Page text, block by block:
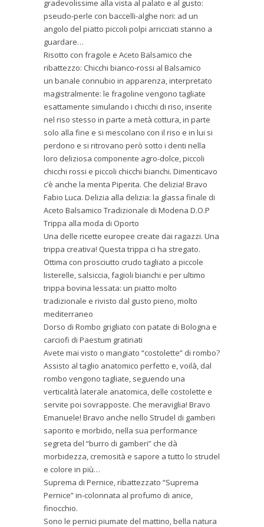
gradevolissime alla vista al palato e al gusto:
pseudo-perle con baccelli-alghe nori: ad un
angolo del piatto piccoli polpi arricciati stanno a
guardare…
Risotto con fragole e Aceto Balsamico che
ribattezzo: Chicchi bianco-rossi al Balsamico
un banale connubio in apparenza, interpretato
magistralmente: le fragoline vengono tagliate
esattamente simulando i chicchi di riso, inserite
nel riso stesso in parte a metà cottura, in parte
solo alla fine e si mescolano con il riso e in lui si
perdono e si ritrovano però sotto i denti nella
loro deliziosa componente agro-dolce, piccoli
chicchi rossi e piccoli chicchi bianchi. Dimenticavo
c’è anche la menta Piperita. Che delizia! Bravo
Fabio Luca. Delizia alla delizia: la glassa finale di
Aceto Balsamico Tradizionale di Modena D.O.P
Trippa alla moda di Oporto
Una delle ricette europee create dai ragazzi. Una
trippa creativa! Questa trippa ci ha stregato.
Ottima con prosciutto crudo tagliato a piccole
listerelle, salsiccia, fagioli bianchi e per ultimo
trippa bovina lessata: un piatto molto
tradizionale e rivisto dal gusto pieno, molto
mediterraneo
Dorso di Rombo grigliato con patate di Bologna e
carciofi di Paestum gratinati
Avete mai visto o mangiato “costolette” di rombo?
Assisto al taglio anatomico perfetto e, voilà, dal
rombo vengono tagliate, seguendo una
verticalità laterale anatomica, delle costolette e
servite poi sovrapposte. Che meraviglia! Bravo
Emanuele! Bravo anche nello Strudel di gamberi
saporito e morbido, nella sua performance
segreta del “burro di gamberi” che dà
morbidezza, cremosità e sapore a tutto lo strudel
e colore in più…
Suprema di Pernice, ribattezzato “Suprema
Pernice” in-colonnata al profumo di anice,
finocchio.
Sono le pernici piumate del mattino, bella natura